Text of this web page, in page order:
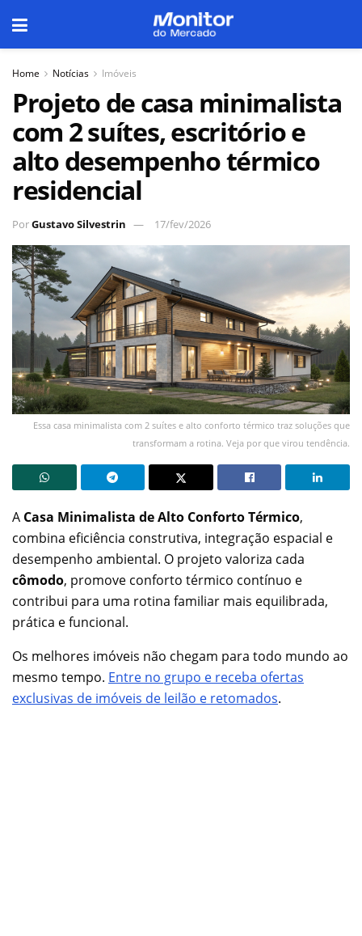
Home Notícias Imóveis
Projeto de casa minimalista
com 2 suítes, escritório e
alto desempenho térmico
residencial
PorGustavo Silvestrin 17/fev/2026
Essa casa minimalista com 2 suítes e alto conforto térmico traz soluções que
transformam a rotina. Veja por que virou tendência.
A Casa Minimalista de Alto Conforto Térmico,
combina eficiência construtiva, integração espacial e
desempenho ambiental. O projeto valoriza cada
cômodo, promove conforto térmico contínuo e
contribui para uma rotina familiar mais equilibrada,
prática e funcional.
Os melhores imóveis não chegam para todo mundo ao
mesmo tempo. Entre no grupo e receba ofertas
exclusivas de imóveis de leilão e retomados.